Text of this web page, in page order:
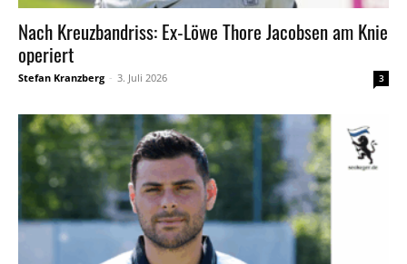
Nach Kreuzbandriss: Ex-Löwe Thore Jacobsen am Knie
operiert
Stefan Kranzberg - 3. Juli 2026 3